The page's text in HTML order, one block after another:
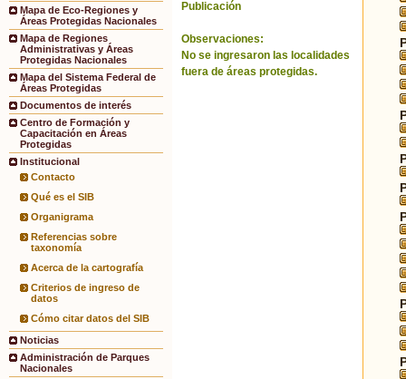
Mapa de Eco-Regiones y
Áreas Protegidas Nacionales
Mapa de Regiones
Administrativas y Áreas
Protegidas Nacionales
Mapa del Sistema Federal de
Áreas Protegidas
Documentos de interés
Centro de Formación y
Capacitación en Áreas
Protegidas
Institucional
Contacto
Qué es el SIB
Organigrama
Referencias sobre
taxonomía
Acerca de la cartografía
Criterios de ingreso de
datos
Cómo citar datos del SIB
Noticias
Administración de Parques
Nacionales
Publicación
Observaciones:
No se ingresaron las localidades
fuera de áreas protegidas.